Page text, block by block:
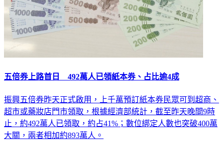
五倍券上路首日 492萬人已領紙本券、占比逾4成
振興五倍券昨天正式啟用，上千萬預訂紙本券民眾可到超商、
超市或藥妝店門市領取，根據經濟部統計，截至昨天晚間9時
止，約492萬人已領取，約占41%；數位綁定人數也突破400萬
大關，兩者相加約893萬人。